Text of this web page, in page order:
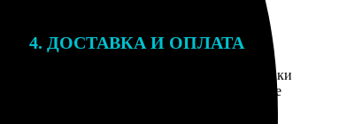
4. ДОСТАВКА И ОПЛАТА
Введите адрес и выберите способ доставки
заказа. Если у вас есть промокод, введите